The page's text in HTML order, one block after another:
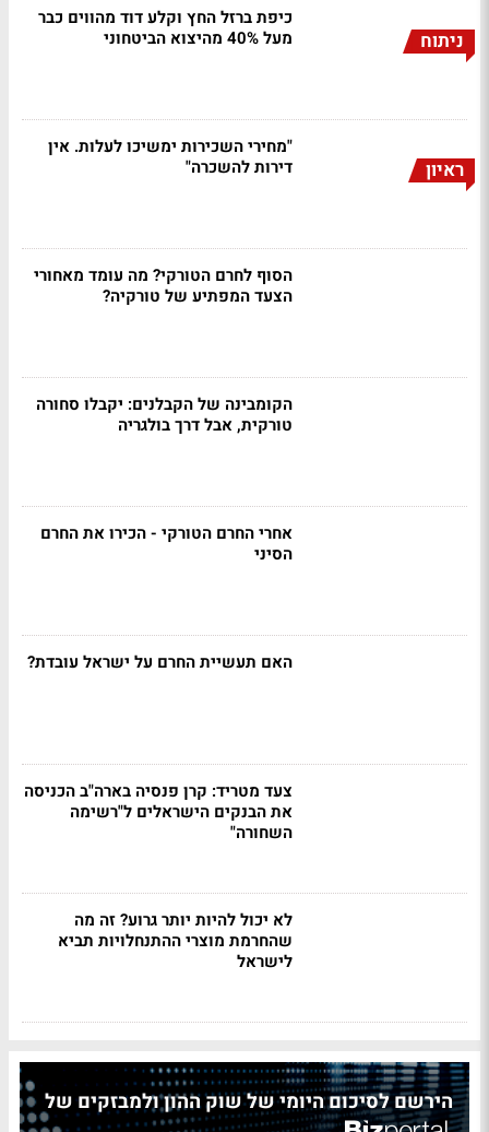
ניתוח
כיפת ברזל החץ וקלע דוד מהווים כבר
מעל 40% מהיצוא הביטחוני
ראיון
"מחירי השכירות ימשיכו לעלות. אין
דירות להשכרה"
הסוף לחרם הטורקי? מה עומד מאחורי
הצעד המפתיע של טורקיה?
הקומבינה של הקבלנים: יקבלו סחורה
טורקית, אבל דרך בולגריה
אחרי החרם הטורקי - הכירו את החרם
הסיני
האם תעשיית החרם על ישראל עובדת?
צעד מטריד: קרן פנסיה בארה"ב הכניסה
את הבנקים הישראלים ל"רשימה
השחורה"
לא יכול להיות יותר גרוע? זה מה
שהחרמת מוצרי ההתנחלויות תביא
לישראל
הירשם לסיכום היומי של שוק ההון ולמבזקים של